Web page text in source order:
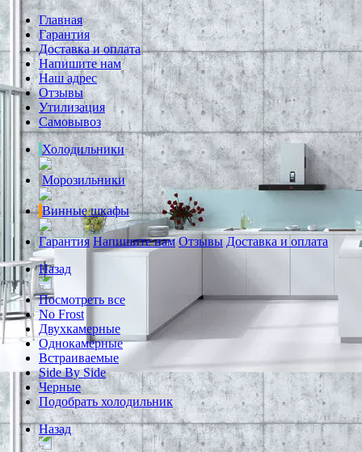
Главная
Гарантия
Доставка и оплата
Напишите нам
Наш адрес
Отзывы
Утилизация
Самовывоз
Холодильники
Морозильники
Винные шкафы
Гарантия Напишите нам Отзывы Доставка и оплата
Назад
Посмотреть все
No Frost
Двухкамерные
Однокамерные
Встраиваемые
Side By Side
Черные
Подобрать холодильник
Назад